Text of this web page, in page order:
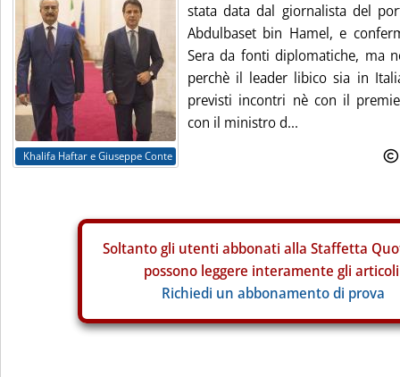
Khalifa Haftar e Giuseppe Conte
stata data dal giornalista del
Abdulbaset bin Hamel, e
Sera da fonti diplomatiche, ma
perchè il leader libico sia in
previsti incontri nè con il
con il ministro d...
Soltanto gli utenti abbonati alla Staffetta
possono leggere interamente gli
Richiedi un abbonamento di prova